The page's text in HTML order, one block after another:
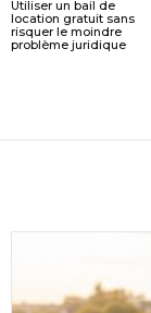
Utiliser un bail de
location gratuit sans
risquer le moindre
problème juridique